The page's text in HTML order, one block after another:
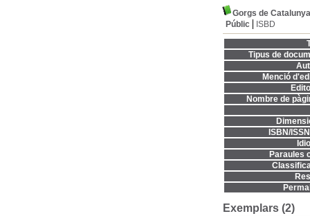
Gorgs de Catalunya
Públic
ISBD
Tipus de
Menció
Nombre de
ISBN/
Paraules
Exemplars (2)